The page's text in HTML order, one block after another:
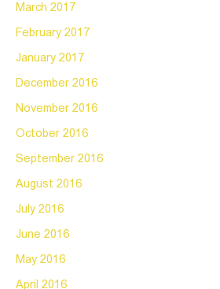
March 2017
February 2017
January 2017
December 2016
November 2016
October 2016
September 2016
August 2016
July 2016
June 2016
May 2016
April 2016